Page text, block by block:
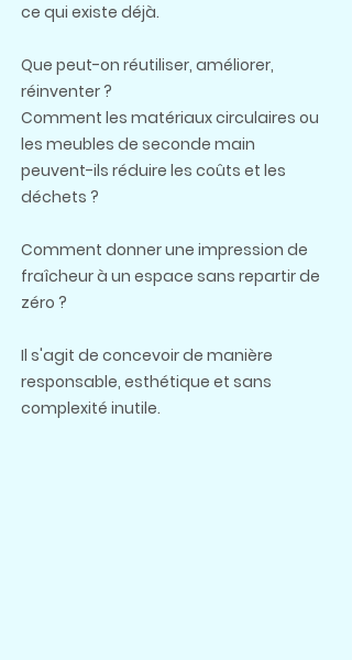
ce qui existe déjà.
Que peut-on réutiliser, améliorer,
réinventer ?
Comment les matériaux circulaires ou
les meubles de seconde main
peuvent-ils réduire les coûts et les
déchets ?
Comment donner une impression de
fraîcheur à un espace sans repartir de
zéro ?
Il s'agit de concevoir de manière
responsable, esthétique et sans
complexité inutile.